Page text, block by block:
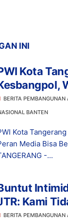
INI
Kota
BERITA PEMBANGUNAN
BANTEN
Kota
Media Bisa
-...
Kami
BERITA PEMBANGUNAN